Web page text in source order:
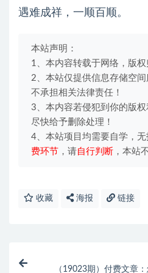
遇难成祥，一顺百顺。
本站声明：
1、本内容转载于网络，版权
2、本站仅提供信息存储空间
不承担相关法律责任！
3、本内容若侵犯到你的版
尽快给予删除处理！
4、本站项目均需要自学，无
费环节 ，请自行判断 ，本站
收藏 海报 链接
（19023期）付费文章